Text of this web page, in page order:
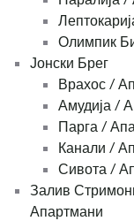
Олимпик
Јонски Брег
Врахос /
Амудија /
Парга /
Канали /
Сивота /
Залив
Апартмани